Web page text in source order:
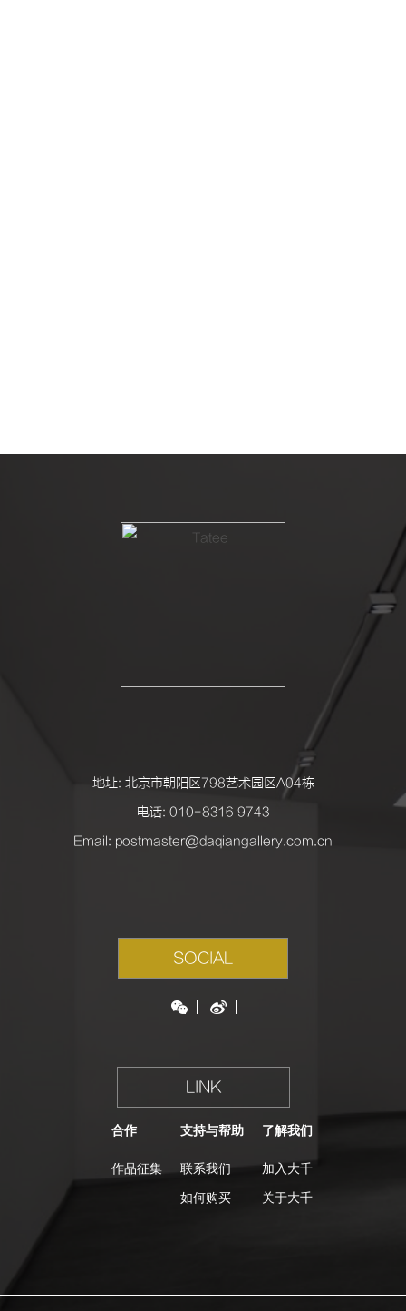
地址: 北京市朝阳区798艺术园区A04栋
电话: 010-8316 9743
Email: postmaster@daqiangallery.com.cn
SOCIAL
LINK
合作
作品征集
支持与帮助
联系我们
如何购买
了解我们
加入大千
关于大千